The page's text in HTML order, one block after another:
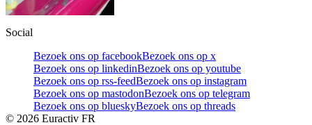
Social
Bezoek ons op facebookBezoek ons op x
Bezoek ons op linkedinBezoek ons op youtube
Bezoek ons op rss-feedBezoek ons op instagram
Bezoek ons op mastodonBezoek ons op telegram
Bezoek ons op blueskyBezoek ons op threads
© 2026 Euractiv FR